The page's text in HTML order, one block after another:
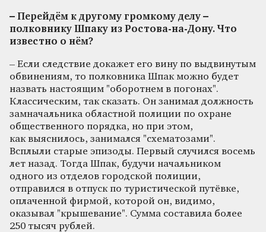
– Перейдём к другому громкому делу –
полковнику Шпаку из Ростова-на-Дону. Что
известно о нём?
– Если следствие докажет его вину по выдвинутым
обвинениям, то полковника Шпак можно будет
назвать настоящим "оборотнем в погонах".
Классическим, так сказать. Он занимал должность
замначальника областной полиции по охране
общественного порядка, но при этом,
как выяснилось, занимался "схематозами".
Всплыли старые эпизоды. Первый случился восемь
лет назад. Тогда Шпак, будучи начальником
одного из отделов городской полиции,
отправился в отпуск по туристической путёвке,
оплаченной фирмой, которой он, видимо,
оказывал "крышевание". Сумма составила более
250 тысяч рублей.